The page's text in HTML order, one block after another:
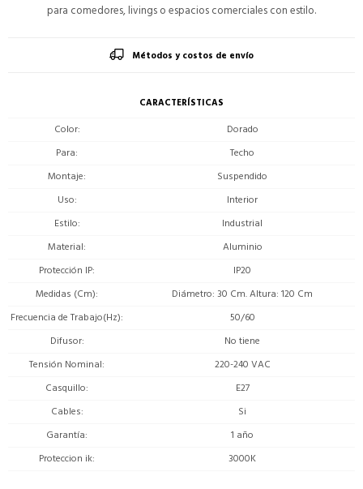
para comedores, livings o espacios comerciales con estilo.
Métodos y costos de envío
CARACTERÍSTICAS
Color
Dorado
Para
Techo
Montaje
Suspendido
Uso
Interior
Estilo
Industrial
Material
Aluminio
Protección IP
IP20
Medidas (Cm)
Diámetro: 30 Cm. Altura: 120 Cm
Frecuencia de Trabajo(Hz)
50/60
Difusor
No tiene
Tensión Nominal
220-240 VAC
Casquillo
E27
Cables
Si
Garantía
1 año
Proteccion ik
3000K